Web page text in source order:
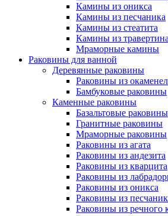
Камины из оникса
Камины из песчаника
Камины из стеатита
Камины из травертина
Мраморные камины
Раковины для ванной
Деревянные раковины
Раковины из
Бамбуковые раковины
Каменные раковины
Базальтовые раковины
Гранитные раковины
Мраморные раковины
Раковины из агата
Раковины из андезита
Раковины из кварцита
Раковины из
Раковины из оникса
Раковины из
Раковины из речного